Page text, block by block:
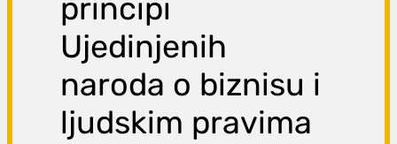
principi
Ujedinjenih
naroda o biznisu i
ljudskim pravima